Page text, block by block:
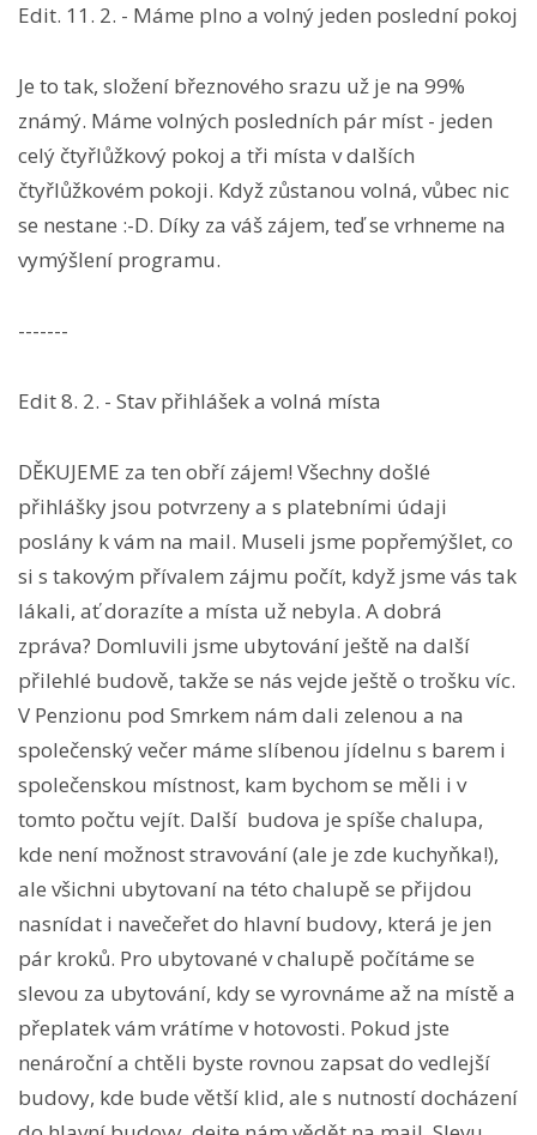
Edit. 11. 2. - Máme plno a volný jeden poslední pokoj
Je to tak, složení březnového srazu už je na 99%
známý. Máme volných posledních pár míst - jeden
celý čtyřlůžkový pokoj a tři místa v dalších
čtyřlůžkovém pokoji. Když zůstanou volná, vůbec nic
se nestane :-D. Díky za váš zájem, teď se vrhneme na
vymýšlení programu.
-------
Edit 8. 2. - Stav přihlášek a volná místa
DĚKUJEME za ten obří zájem! Všechny došlé
přihlášky jsou potvrzeny a s platebními údaji
poslány k vám na mail. Museli jsme popřemýšlet, co
si s takovým přívalem zájmu počít, když jsme vás tak
lákali, ať dorazíte a místa už nebyla. A dobrá
zpráva? Domluvili jsme ubytování ještě na další
přilehlé budově, takže se nás vejde ještě o trošku víc.
V Penzionu pod Smrkem nám dali zelenou a na
společenský večer máme slíbenou jídelnu s barem i
společenskou místnost, kam bychom se měli i v
tomto počtu vejít. Další budova je spíše chalupa,
kde není možnost stravování (ale je zde kuchyňka!),
ale všichni ubytovaní na této chalupě se přijdou
nasnídat i navečeřet do hlavní budovy, která je jen
pár kroků. Pro ubytované v chalupě počítáme se
slevou za ubytování, kdy se vyrovnáme až na místě a
přeplatek vám vrátíme v hotovosti. Pokud jste
nenároční a chtěli byste rovnou zapsat do vedlejší
budovy, kde bude větší klid, ale s nutností docházení